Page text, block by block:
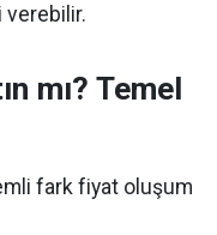
verebilir.
mı? Temel
fark fiyat oluşum